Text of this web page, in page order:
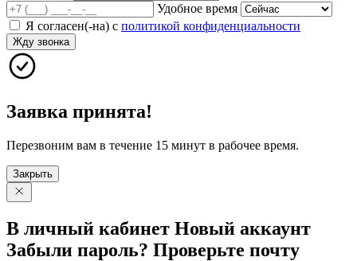
Удобное время
Я согласен(-на) с политикой конфиденциальности
Жду звонка
Заявка принята!
Перезвоним вам в течение 15 минут в рабочее время.
Закрыть
В личный кабинет Новый аккаунт
Забыли пароль? Проверьте почту